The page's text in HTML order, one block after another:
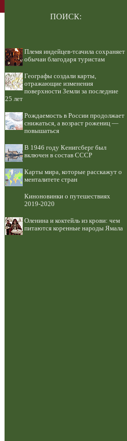
ПОИСК:
Племя индейцев-тсачила сохраняет
обычаи благодаря туристам
Географы создали карты,
отражающие изменения
поверхности Земли за последние
25 лет
Рождаемость в России продолжает
снижаться, а возраст рожениц —
повышаться
В 1946 году Кенигсберг был
включен в состав СССР
Карты мира, которые расскажут о
менталитете стран
Киноновинки о путешествиях
2019-2020
Оленина и коктейль из крови: чем
питаются коренные народы Ямала